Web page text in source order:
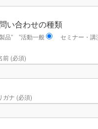
い合わせの種類
品” ”活動一般 セミナー・講
前 (必須)
ガナ (必須)